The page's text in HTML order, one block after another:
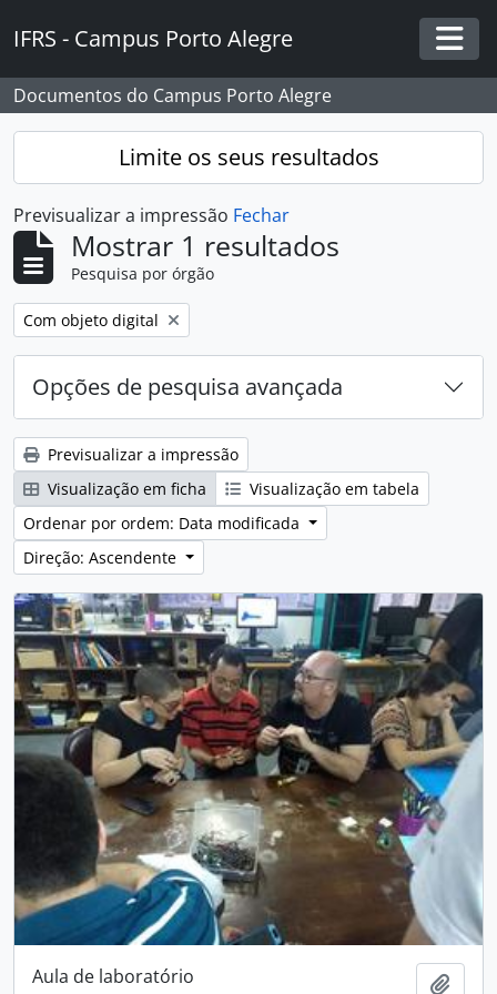
IFRS - Campus Porto Alegre
Documentos do Campus Porto Alegre
Limite os seus resultados
Previsualizar a impressão Fechar
Mostrar 1 resultados
Pesquisa por órgão
Remover filtro:
Com objeto digital
Opções de pesquisa avançada
Previsualizar a impressão
Visualização em ficha
Visualização em tabela
Ordenar por ordem: Data modificada
Direção: Ascendente
Aula de laboratório